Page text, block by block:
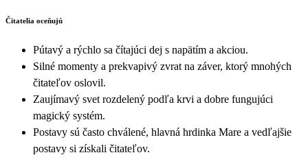
Čitatelia oceňujú
Pútavý a rýchlo sa čítajúci dej s napätím a akciou.
Silné momenty a prekvapivý zvrat na záver, ktorý mnohých
čitateľov oslovil.
Zaujímavý svet rozdelený podľa krvi a dobre fungujúci
magický systém.
Postavy sú často chválené, hlavná hrdinka Mare a vedľajšie
postavy si získali čitateľov.